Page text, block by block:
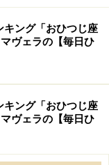
1月20日～2月
もるのが正解！
の星占い】
ング「おひつじ座
ヴェラの【毎日ひ
ング「おひつじ座
ヴェラの【毎日ひ